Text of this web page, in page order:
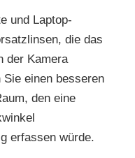
und Laptop-
die das
der Kamera
einen besseren
den eine
erfassen würde.